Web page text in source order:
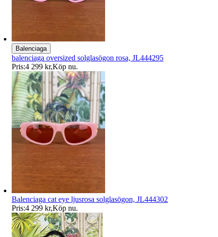
Balenciaga
balenciaga oversized solglasögon rosa, JL444295
Pris:4 299 kr,Köp nu.
Balenciaga cat eye ljusrosa solglasögon, JL444302
Pris:4 299 kr,Köp nu.